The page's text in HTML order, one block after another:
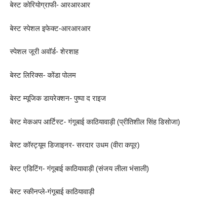
बेस्ट कोरियोग्राफी- आरआरआर
बेस्ट स्पेशल इफेक्ट-आरआरआर
स्पेशल जूरी अवॉर्ड- शेरशाह
बेस्ट लिरिक्स- कोंडा पोलम
बेस्ट म्यूजिक डायरेक्शन- पुष्पा द राइज
बेस्ट मेकअप आर्टिस्ट- गंगूबाई काठियावाड़ी (प्रीतिशील सिंह डिसोजा)
बेस्ट कॉस्ट्यूम डिजाइनर- सरदार उधम (वीरा कपूर)
बेस्ट एडिटिंग- गंगूबाई काठियावाड़ी (संजय लीला भंसाली)
बेस्ट स्कीनप्ले-गंगूबाई काठियावाड़ी